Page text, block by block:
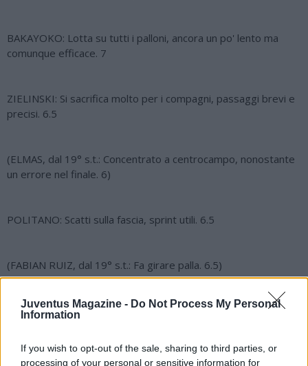
Juventus Magazine - Do Not Process My Personal
Information
If you wish to opt-out of the sale, sharing to third parties, or
processing of your personal or sensitive information for
BAKAYOKO: Lotta su tutti i palloni, ancora un po' lento ma
comunque efficace. 7
ZIELINSKI: Si sacrifica molto per i compagni, passaggi brevi e
precisi. 6.5
(ELMAS, dal 19° s.t.: Concentrato a centrocampo, nonostante
un errore nel finale. 6)
POLITANO: Scatti sulla fascia, sprint utili. 6.5
(FABIAN RUIZ, dal 19° s.t.: Fa girare palla. 6.5)
INSIGNE: Freddo dal dischetto, stavolta non sbaglia. 8
(LOBOTKA, dal 42° s.t.: In campo nel finale. s.v.)